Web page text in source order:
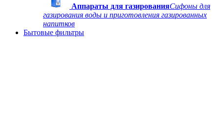
Аппараты для газированияСифоны для
газирования воды и приготовления газированных
напитков
Бытовые фильтры